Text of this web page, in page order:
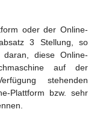
oder der Online-
3 Stellung, so
diese Online-
auf der
stehenden
Plattform bzw. sehr